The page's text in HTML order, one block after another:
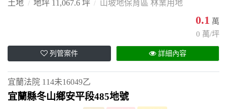
土地 地坪 11,067.6 坪 山坡地保育區 林業用地
0.1 萬
0 萬/坪
列管案件 詳細內容
宜蘭法院 114未16049乙
宜蘭縣冬山鄉安平段485地號